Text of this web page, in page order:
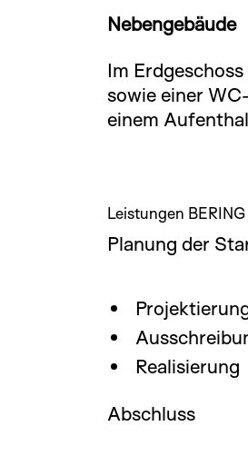
Nebengebäude
Im
sowie einer
einem
Leistungen BERING
Planung der
Realisierung
Abschluss